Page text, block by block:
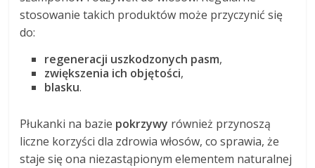
stosowanie takich produktów może przyczynić się
do:
regeneracji uszkodzonych pasm,
zwiększenia ich objętości,
blasku.
Płukanki na bazie pokrzywy również przynoszą
liczne korzyści dla zdrowia włosów, co sprawia, że
staje się ona niezastąpionym elementem naturalnej